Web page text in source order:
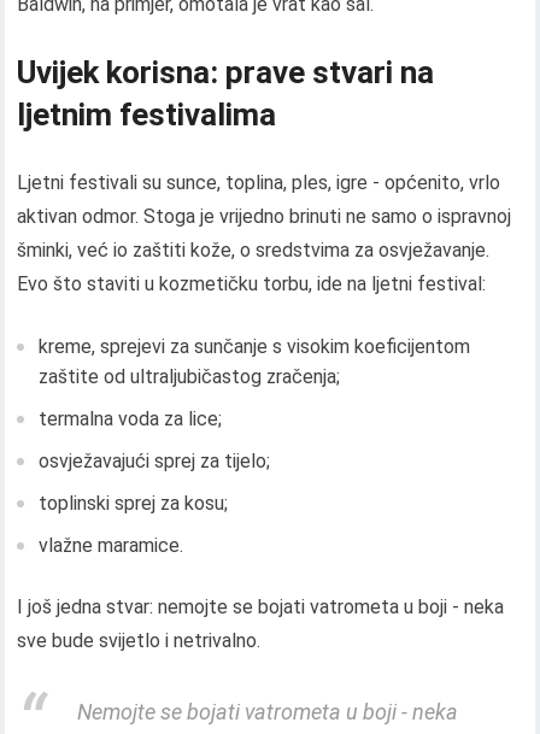
Uvijek korisna: prave stvari na
ljetnim festivalima
Ljetni festivali su sunce, toplina, ples, igre - općenito, vrlo
aktivan odmor. Stoga je vrijedno brinuti ne samo o ispravnoj
šminki, već io zaštiti kože, o sredstvima za osvježavanje.
Evo što staviti u kozmetičku torbu, ide na ljetni festival:
kreme, sprejevi za sunčanje s visokim koeficijentom
zaštite od ultraljubičastog zračenja;
termalna voda za lice;
osvježavajući sprej za tijelo;
toplinski sprej za kosu;
vlažne maramice.
I još jedna stvar: nemojte se bojati vatrometa u boji - neka
sve bude svijetlo i netrivalno.
Nemojte se bojati vatrometa u boji - neka